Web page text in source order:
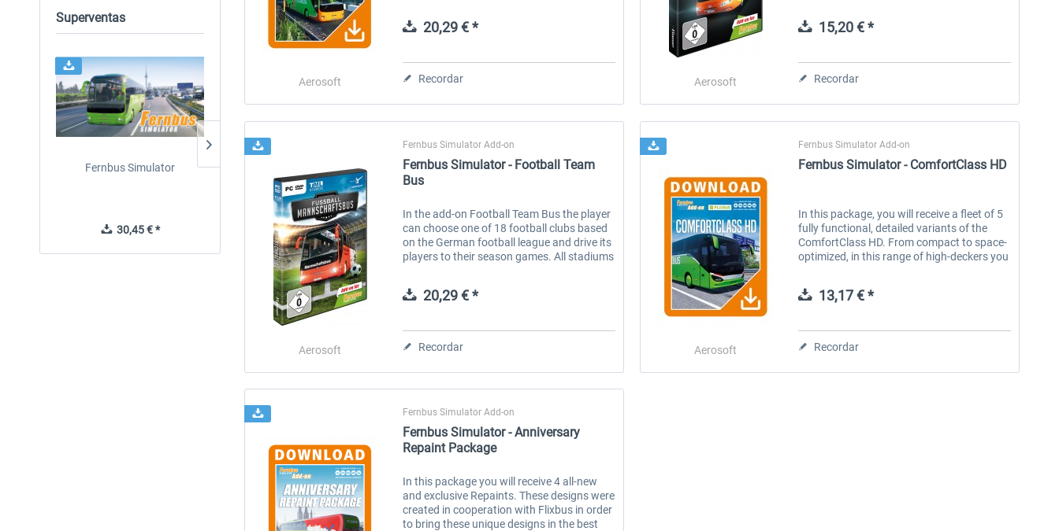
Superventas
Fernbus Simulator
30,45 € *
Fernbus Simulator - Platinum
Edition
40,62 € *
Fernbus Simulator - W906
8,08 € *
Fernbus Simulator - Poland
30,49 € *
Fernbus Simulator - Neoplan
Skyliner
15,20 € *
Fernbus Simulator -
2,02 € *
Aerosoft
countries Austria and Switzerland...
20,29 € *
Recordar Aerosoft
The double-decker bus in...
15,20 € *
Recordar
Aerosoft
Fernbus Simulator Add-on
Fernbus Simulator - Football Team
Bus
In the add-on Football Team Bus the player
can choose one of 18 football clubs based
on the German football league and drive its
players to their season games. All stadiums
20,29 € *
Recordar Aerosoft
Fernbus Simulator Add-on
Fernbus Simulator - ComfortClass HD
In this package, you will receive a fleet of 5
fully functional, detailed variants of the
ComfortClass HD. From compact to space-
optimized, in this range of high-deckers you
13,17 € *
Recordar
Fernbus Simulator Add-on
Fernbus Simulator - Anniversary
Repaint Package
In this package you will receive 4 all-new
and exclusive Repaints. These designs were
created in cooperation with Flixbus in order
to bring these unique designs in the best